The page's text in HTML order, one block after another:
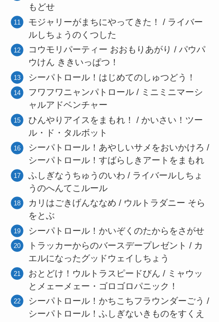
もどせ
モジャリーがまちにやってきた！ / ライバー
ルしちょうのくつした
コウモリパーティー おおもりあがり / パウパ
ウけん ききいっぱつ！
シーパトロール！はじめてのしゅつどう！
フワフワニャンパトロール / ミニミニマーシ
ャルアドベンチャー
ひんやりアイスをまもれ！ / かいさい！ツー
ル・ド・タルボット
シーパトロール！あやしいサメをおいかけろ /
シーパトロール！すばらしきアートをまもれ
ふしぎなうちゅうのいわ / ライバールしちょ
うのへんてこルール
カリはごきげんななめ / ウルトラダニー そら
をとぶ
シーパトロール！かいぞくのたからをさがせ
トラッカーからのバースデープレゼント / カ
エルになったグッドウェイしちょう
おとどけ！ウルトラスピードびん / ミャウッ
とメェーメェー・ゴロゴロパニック！
シーパトロール！かちこちフラウンダーごう /
シーパトロール！ふしぎないきものをすくえ